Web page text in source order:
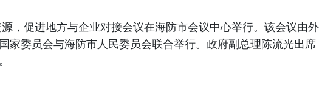
源，促进地方与企业对接会议在海防市会议中心举行。该会议由外
家委员会与海防市人民委员会联合举行。政府副总理陈流光出席